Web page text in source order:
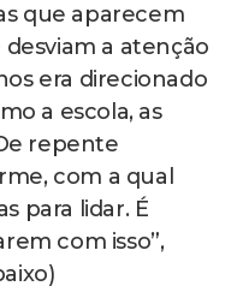
que aparecem
desviam a atenção
era direcionado
a escola, as
repente
com a qual
para lidar. É
com isso”,